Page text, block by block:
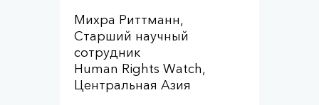
Михра Риттманн,
Старший научный
сотрудник
Human Rights Watch,
Центральная Азия